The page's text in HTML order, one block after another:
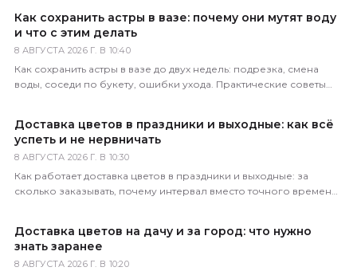
Как сохранить астры в вазе: почему они мутят воду
и что с этим делать
8 АВГУСТА 2026 Г. В 10:40
Как сохранить астры в вазе до двух недель: подрезка, смена
воды, соседи по букету, ошибки ухода. Практические советы
Доставка цветов в праздники и выходные: как всё
успеть и не нервничать
8 АВГУСТА 2026 Г. В 10:30
Как работает доставка цветов в праздники и выходные: за
сколько заказывать, почему интервал вместо точного времени,
Доставка цветов на дачу и за город: что нужно
знать заранее
8 АВГУСТА 2026 Г. В 10:20